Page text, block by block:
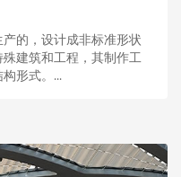
的，设计成非标准形状
建筑和工程，其制作工
形式。...